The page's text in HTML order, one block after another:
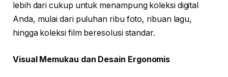
lebih dari cukup untuk menampung koleksi digital
Anda, mulai dari puluhan ribu foto, ribuan lagu,
hingga koleksi film beresolusi standar.
Visual Memukau dan Desain Ergonomis